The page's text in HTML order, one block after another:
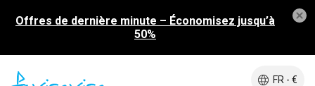
Offres de dernière minute – Économisez jusqu’à
50%
FR - €